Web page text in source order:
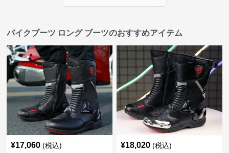
バイクブーツ ロング ブーツのおすすめアイテム
¥17,060 (税込) ¥18,020 (税込)